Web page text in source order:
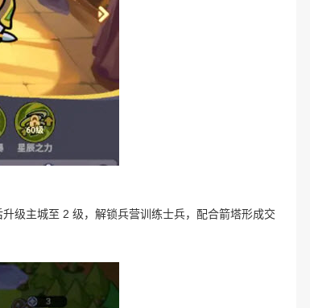
级主城至 2 级，解锁兵营训练士兵，配合箭塔形成交